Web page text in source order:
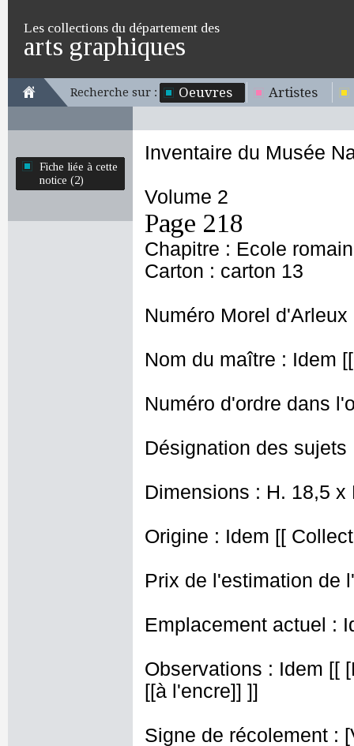
Les collections du département des
arts graphiques
Recherche sur : Oeuvres Artistes
Fiche liée à cette
notice (2)
Inventaire du Musée
Volume 2
Page 218
Chapitre : Ecole
Carton : carton 13
Numéro Morel d'Arleux
Nom du maître : Idem
Numéro d'ordre dans
Désignation des
Dimensions : H. 18,5 x
Origine : Idem [[
Prix de l'estimation de
Emplacement actuel :
Observations : Idem [[
[[à l'encre]] ]]
Signe de récolement :